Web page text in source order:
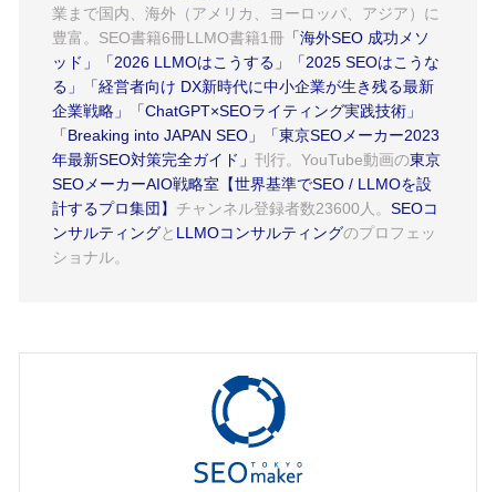
業まで国内、海外（アメリカ、ヨーロッパ、アジア）に
豊富。SEO書籍6冊LLMO書籍1冊 「海外SEO 成功メソ
ッド」
「2026 LLMOはこうする」
「2025 SEOはこうな
る」
「経営者向け DX新時代に中小企業が生き残る最新
企業戦略」
「ChatGPT×SEOライティング実践技術」
「Breaking into JAPAN SEO」
「東京SEOメーカー2023
年最新SEO対策完全ガイド」 刊行。YouTube動画の東京
SEOメーカーAIO戦略室【世界基準でSEO / LLMOを設
計するプロ集団】 チャンネル登録者数23600人。 SEOコ
ンサルティングと LLMOコンサルティングのプロフェッ
ショナル。